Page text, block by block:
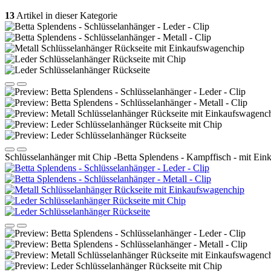
13 Artikel in dieser Kategorie
Schlüsselanhänger mit Chip -Betta Splendens - Kampffisch - mit